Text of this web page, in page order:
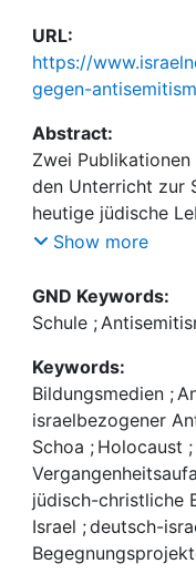
URL:
https://
gegen-
Abstract:
Zwei
den Unterricht zur
heutige jüdische
Rezension zu:
entgegnen“, Reihe
Religion und
„Das Erbe der
Nachwelt“.
Show more
GND Keywords:
Schule ;
Keywords:
Bildungsmedien ;
israelbezogener
Schoa ; Holocaust ;
jüdisch-christliche
Israel ;deutsch-